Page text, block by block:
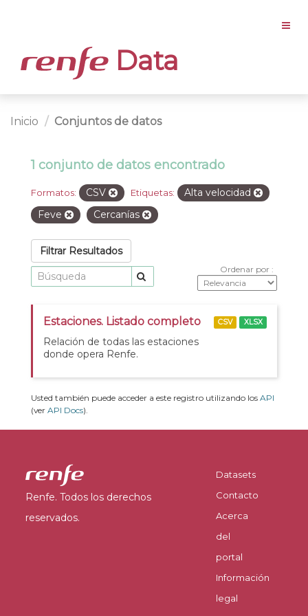
Data
Inicio Conjuntos de datos
1 conjunto de datos encontrado
Formatos: CSV Etiquetas:
Alta velocidad
Feve
Cercanías
Filtrar Resultados
Ordenar por
Estaciones. Listado completo
Relación de todas las estaciones
donde opera Renfe.
CSV XLSX
Usted también puede acceder a este registro utilizando los API
(ver API Docs).
Renfe. Todos los derechos
reservados.
Datasets
Contacto
Acerca
del
portal
Información
legal